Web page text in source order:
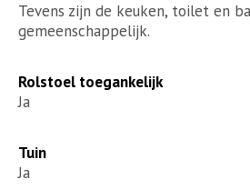
Tevens zijn de keuken, toilet en
gemeenschappelijk.
Rolstoel toegankelijk
Ja
Tuin
Ja